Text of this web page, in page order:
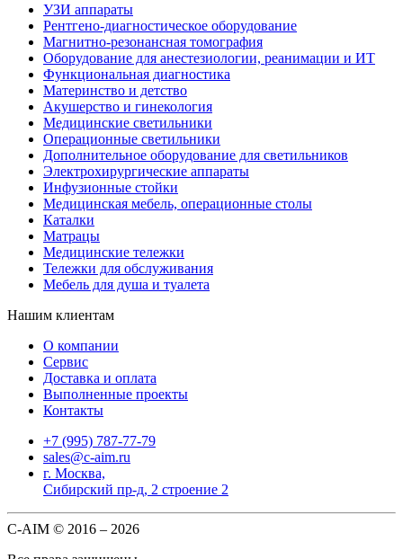
УЗИ аппараты
Рентгено-диагностическое оборудование
Магнитно-резонансная томография
Оборудование для анестезиологии, реанимации и ИТ
Функциональная диагностика
Материнство и детство
Акушерство и гинекология
Медицинские светильники
Операционные светильники
Дополнительное оборудование для светильников
Электрохирургические аппараты
Инфузионные стойки
Медицинская мебель, операционные столы
Каталки
Матрацы
Медицинские тележки
Тележки для обслуживания
Мебель для душа и туалета
Нашим клиентам
О компании
Сервис
Доставка и оплата
Выполненные проекты
Контакты
‎+7 (995) 787-77-79
sales@c-aim.ru
г. Москва,
Сибирский пр-д, 2 строение 2
С-AIM © 2016 – 2026